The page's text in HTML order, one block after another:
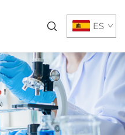
ES